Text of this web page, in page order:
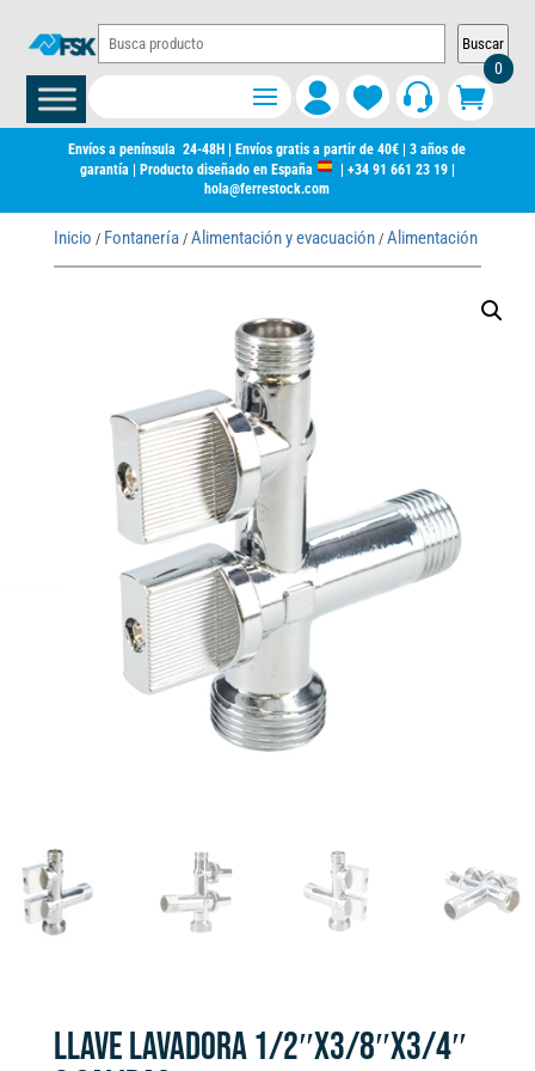
Buscar
0
Envíos a península 24-48H | Envíos gratis a partir de 40€ | 3 años de
garantía | Producto diseñado en España
+34 91 661 23 19|
hola@ferrestock.com
Inicio / Fontanería/ Alimentación y evacuación/ Alimentación de agua
LLAVE LAVADORA 1/2″X3/8″X3/4″